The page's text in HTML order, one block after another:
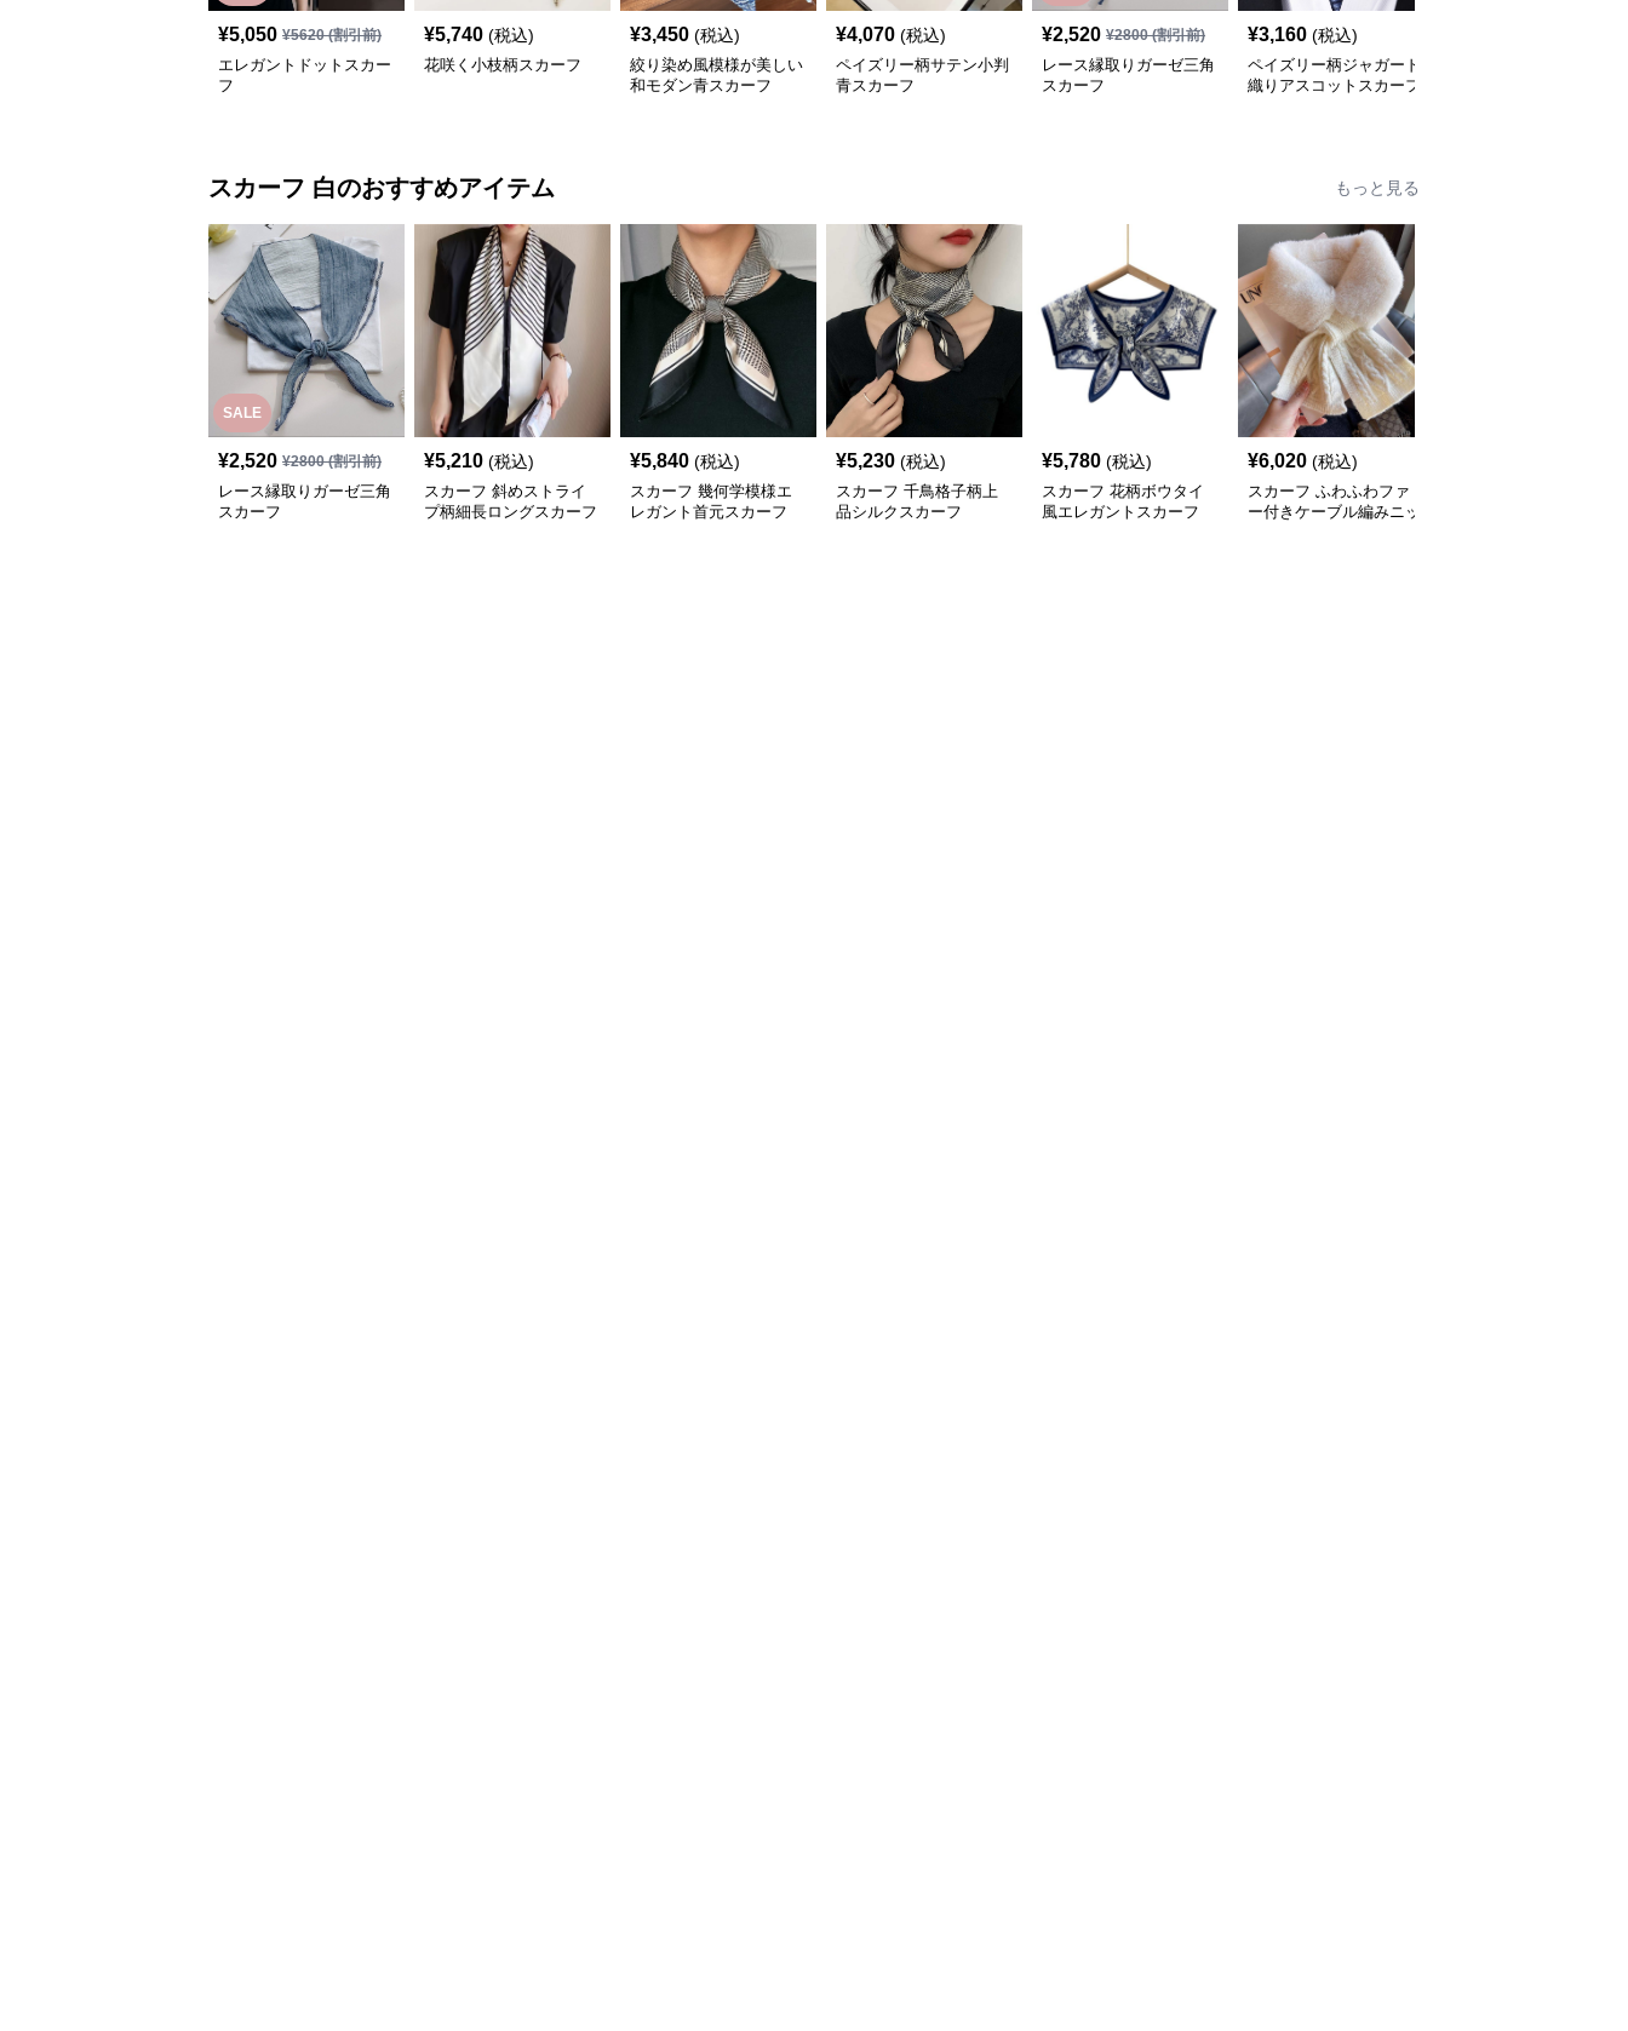
¥5,050 ¥5620(割引前)
エレガントドットスカー
フ
¥5,740 (税込)
花咲く小枝柄スカーフ
¥3,450 (税込)
絞り染め風模様が美しい
和モダン青スカーフ
¥4,070 (税込)
ペイズリー柄サテン小判
青スカーフ
¥2,520 ¥2800(割引前)
レース縁取りガーゼ三角
スカーフ
¥3,160 (税込)
ペイズリー柄ジャガード
織りアスコットスカーフ
スカーフ 白のおすすめアイテム もっと見る
SALE
¥2,520 ¥2800(割引前)
レース縁取りガーゼ三角
スカーフ
¥5,210 (税込)
スカーフ 斜めストライ
プ柄細長ロングスカーフ
¥5,840 (税込)
スカーフ 幾何学模様エ
レガント首元スカーフ
¥5,230 (税込)
スカーフ 千鳥格子柄上
品シルクスカーフ
¥5,780 (税込)
スカーフ 花柄ボウタイ
風エレガントスカーフ
¥6,020 (税込)
スカーフ ふわふわファ
ー付きケーブル編みニッ